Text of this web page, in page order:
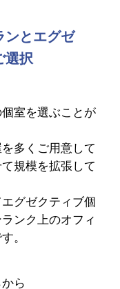
ンとエグゼ
選択
室を選ぶことが
多くご用意して
規模を拡張して
グゼクティブ個
ンク上のオフィ
。
ら